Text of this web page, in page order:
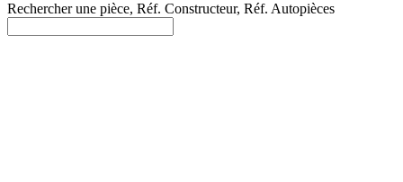
Rechercher une pièce, Réf. Constructeur, Réf. Autopièces